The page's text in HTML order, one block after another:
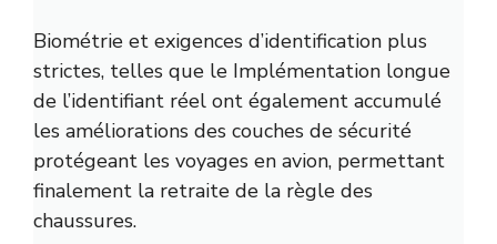
Biométrie et exigences d’identification plus
strictes, telles que le Implémentation longue
de l’identifiant réel ont également accumulé
les améliorations des couches de sécurité
protégeant les voyages en avion, permettant
finalement la retraite de la règle des
chaussures.